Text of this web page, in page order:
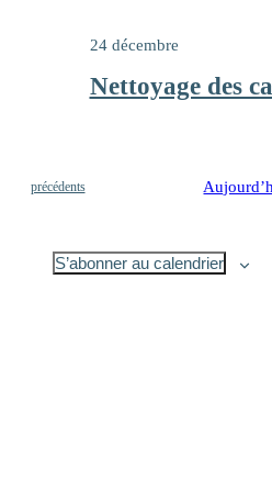
Nettoyage des
24 décembre
Évènements
précédents
S’abonner au calendrier